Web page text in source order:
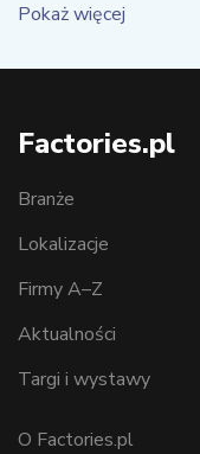
Pokaż więcej
Factories.pl
Branże
Lokalizacje
Firmy A–Z
Aktualności
Targi i wystawy
O Factories.pl